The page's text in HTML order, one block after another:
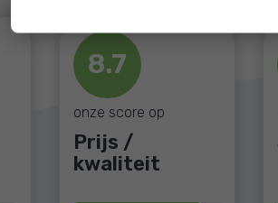
8.7
onze score op
Prijs /
kwaliteit